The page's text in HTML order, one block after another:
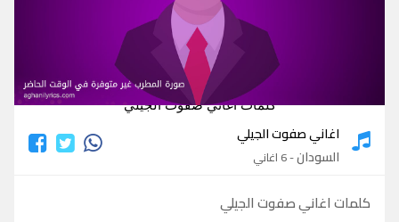
كلمات اغاني صفوت الجيلي
اغاني صفوت الجيلي
السودان- 6 اغاني
كلمات اغاني صفوت الجيلي